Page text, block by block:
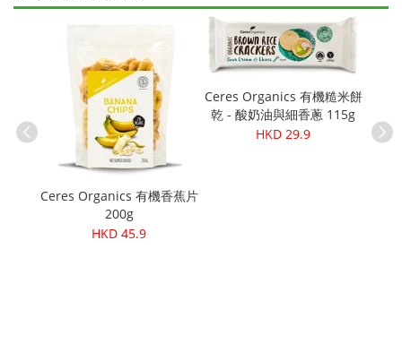
Ceres Organics 有機香蕉片
200g
HKD 45.9
Ceres Organics 有機糙米餅
乾 - 酸奶油與細香蔥 115g
HKD 29.9